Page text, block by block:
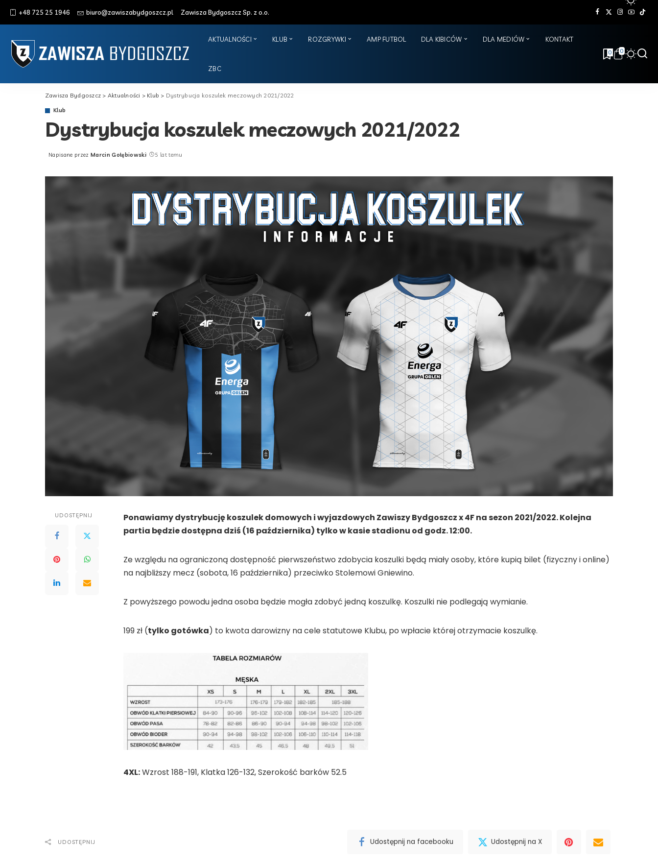
+48 725 25 1946 biuro@zawiszabydgoszcz.pl Zawisza Bydgoszcz Sp. z o.o.
AKTUALNOŚCI KLUB ROZGRYWKI AMP FUTBOL DLA KIBICÓW DLA MEDIÓW KONTAKT
ZBC
0 0
Zawisza Bydgoszcz > Aktualności > Klub > Dystrybucja koszulek meczowych 2021/2022
Klub
Dystrybucja koszulek meczowych 2021/2022
Posted
Napisane przez Marcin Gołębiowski 5 lat temu
UDOSTĘPNIJ
Ponawiamy dystrybucję koszulek domowych i wyjazdowych Zawiszy Bydgoszcz x 4F na sezon 2021/2022. Kolejna
partia będzie dostępna dziś (16 października) tylko w kasie stadionu od godz. 12:00.
Ze względu na ograniczoną dostępność pierwszeństwo zdobycia koszulki będą miały osoby, które kupią bilet (fizyczny i online)
na najbliższy mecz (sobota, 16 października) przeciwko Stolemowi Gniewino.
Z powyższego powodu jedna osoba będzie mogła zdobyć jedną koszulkę. Koszulki nie podlegają wymianie.
199 zł (tylko gotówka) to kwota darowizny na cele statutowe Klubu, po wpłacie której otrzymacie koszulkę.
4XL:Wzrost 188-191, Klatka 126-132, Szerokość barków 52.5
UDOSTĘPNIJ Udostępnij na facebooku Udostępnij na X